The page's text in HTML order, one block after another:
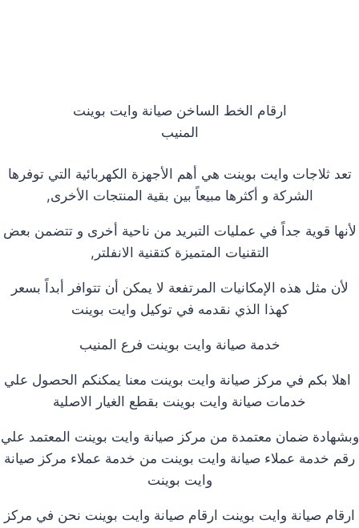
ارقام الخط الساخن صيانة وايت بوينت
المنيب
تعد ثلاجات وايت بوينت هي أهم الأجهزة الكهربائية التي توفرها
الشركة و أكثرها مبيعاً بين بقية المنتجات الأخرى,
لأنها قوية جداً في عمليات التبريد من ناحية أخرى و تتضمن بعض
التقنيات المتميزة كتقنية الانفلتر,
لأن مثل هذه الإمكانيات المرتفعة لا يمكن أن تتوافر أبداً بسعر
كهذا الذي نقدمه في توكيل وايت بوينت
خدمة صيانة وايت بوينت فرع المنيب
اهلا بكم في مركز صيانة وايت بوينت معنا يمكنكم الحصول علي
خدمات صيانة وايت بوينت بقطع الغيار الاصلية
وبشهادة ضمان معتمدة من مركز صيانة وايت بوينت المعتمد علي
رقم خدمة عملاء صيانة وايت بوينت من خدمة عملاء مركز صيانة
وايت بوينت
ارقام صيانة وايت بوينت ارقام صيانة وايت بوينت نحن في مركز